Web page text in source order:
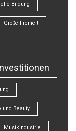
Bildung
Große Freiheit
und Beauty
Musikindustrie